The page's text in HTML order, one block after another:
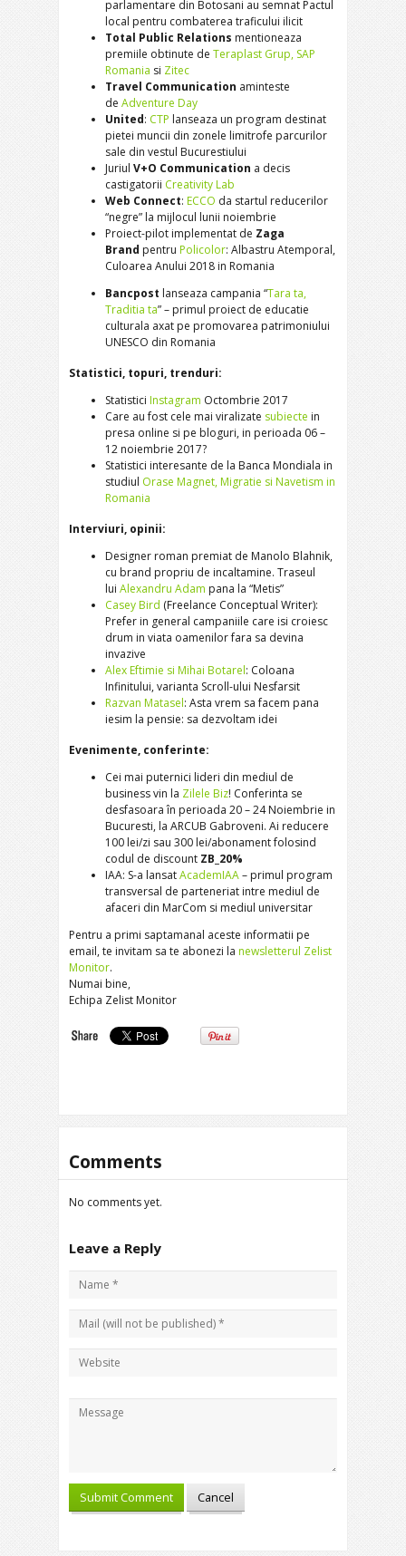
parlamentare din Botosani au semnat Pactul
local pentru combaterea traficului ilicit
Total Public Relations mentioneaza
premiile obtinute de Teraplast Grup, SAP
Romania si Zitec
Travel Communication aminteste
de Adventure Day
United: CTP lanseaza un program destinat
pietei muncii din zonele limitrofe parcurilor
sale din vestul Bucurestiului
Juriul V+O Communication a decis
castigatorii Creativity Lab
Web Connect: ECCO da startul reducerilor
“negre” la mijlocul lunii noiembrie
Proiect-pilot implementat de Zaga
Brand pentru Policolor: Albastru Atemporal,
Culoarea Anului 2018 in Romania
Bancpost lanseaza campania “Tara ta,
Traditia ta” – primul proiect de educatie
culturala axat pe promovarea patrimoniului
UNESCO din Romania
Statistici, topuri, trenduri:
Statistici Instagram Octombrie 2017
Care au fost cele mai viralizate subiecte in
presa online si pe bloguri, in perioada 06 –
12 noiembrie 2017?
Statistici interesante de la Banca Mondiala in
studiul Orase Magnet, Migratie si Navetism in
Romania
Interviuri, opinii:
Designer roman premiat de Manolo Blahnik,
cu brand propriu de incaltamine. Traseul
lui Alexandru Adam pana la “Metis”
Casey Bird (Freelance Conceptual Writer):
Prefer in general campaniile care isi croiesc
drum in viata oamenilor fara sa devina
invazive
Alex Eftimie si Mihai Botarel: Coloana
Infinitului, varianta Scroll-ului Nesfarsit
Razvan Matasel: Asta vrem sa facem pana
iesim la pensie: sa dezvoltam idei
Evenimente, conferinte:
Cei mai puternici lideri din mediul de
business vin la Zilele Biz! Conferinta se
desfasoara în perioada 20 – 24 Noiembrie in
Bucuresti, la ARCUB Gabroveni. Ai reducere
100 lei/zi sau 300 lei/abonament folosind
codul de discount ZB_20%
IAA: S-a lansatAcademIAA– primul program
transversal de parteneriat intre mediul de
afaceri din MarCom si mediul universitar
Pentru a primi saptamanal aceste informatii pe
email, te invitam sa te abonezi la newsletterul Zelist
Monitor.
Numai bine,
Echipa Zelist Monitor
Comments
No comments yet.
Leave a Reply